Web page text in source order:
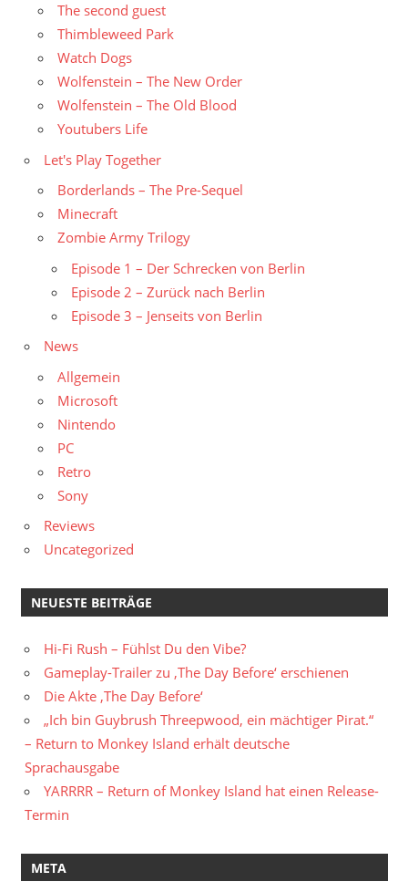
The second guest
Thimbleweed Park
Watch Dogs
Wolfenstein – The New Order
Wolfenstein – The Old Blood
Youtubers Life
Let's Play Together
Borderlands – The Pre-Sequel
Minecraft
Zombie Army Trilogy
Episode 1 – Der Schrecken von Berlin
Episode 2 – Zurück nach Berlin
Episode 3 – Jenseits von Berlin
News
Allgemein
Microsoft
Nintendo
PC
Retro
Sony
Reviews
Uncategorized
NEUESTE BEITRÄGE
Hi-Fi Rush – Fühlst Du den Vibe?
Gameplay-Trailer zu ‚The Day Before‘ erschienen
Die Akte ‚The Day Before‘
„Ich bin Guybrush Threepwood, ein mächtiger Pirat.“
– Return to Monkey Island erhält deutsche
Sprachausgabe
YARRRR – Return of Monkey Island hat einen Release-
Termin
META